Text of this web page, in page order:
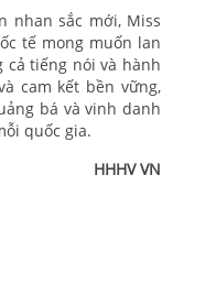
nhan sắc mới, Miss
tế mong muốn lan
tiếng nói và hành
cam kết bền vững,
bá và vinh danh
quốc gia.
HHHV VN